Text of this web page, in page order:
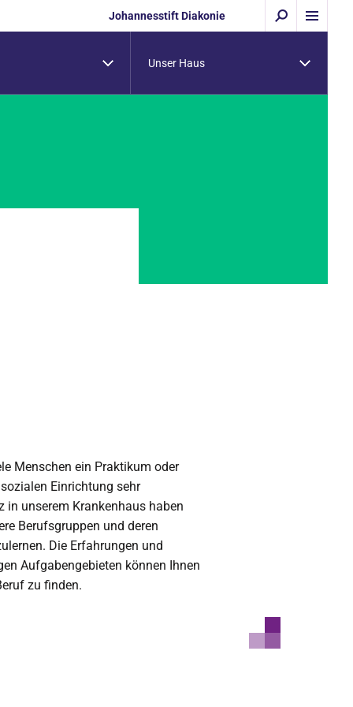
Johannesstift Diakonie
Unser Haus
Menschen ein Praktikum oder
Einrichtung sehr
in unserem Krankenhaus haben
Berufsgruppen und deren
Die Erfahrungen und
Aufgabengebieten können Ihnen
zu finden.